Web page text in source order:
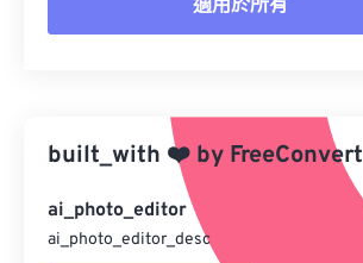
適用於所有
另存為預設
built_with ❤️ by FreeConvert
ai_photo_editor
ai_photo_editor_desc